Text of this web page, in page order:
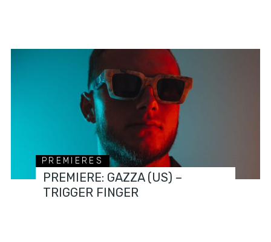
PREMIERES
PREMIERE: GAZZA (US) –
TRIGGER FINGER